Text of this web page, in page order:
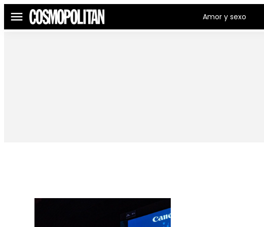
Menú Amor y sexo